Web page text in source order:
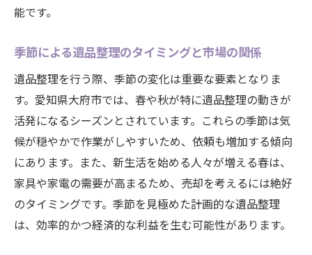
ップ
地元での遺品オークション参加方法
個人売買を成功させるための地元ネットワ
ーク活用
大府市の遺品引き取りイベントを活用しよ
う
地域を巻き込んだ遺品の共同売却のメリッ
ト
愛知県大府市で遺品整理を成功させるためのス
能です。
季節による遺品整理のタイミングと市場の関係
遺品整理を行う際、季節の変化は重要な要素となりま
す。愛知県大府市では、春や秋が特に遺品整理の動きが
活発になるシーズンとされています。これらの季節は気
候が穏やかで作業がしやすいため、依頼も増加する傾向
にあります。また、新生活を始める人々が増える春は、
家具や家電の需要が高まるため、売却を考えるには絶好
のタイミングです。季節を見極めた計画的な遺品整理
は、効率的かつ経済的な利益を生む可能性があります。